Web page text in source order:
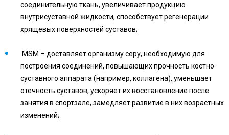
соединительную ткань, увеличивает продукцию
внутрисуставной жидкости, способствует регенерации
хрящевых поверхностей суставов;
MSM – доставляет организму серу, необходимую для
построения соединений, повышающих прочность костно-
суставного аппарата (например, коллагена), уменьшает
отечность суставов, ускоряет их восстановление после
занятия в спортзале, замедляет развитие в них возрастных
изменений;